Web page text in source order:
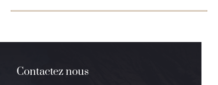
Contactez nous